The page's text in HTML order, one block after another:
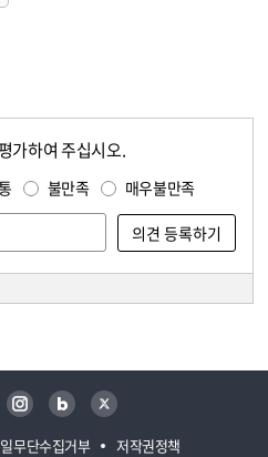
가하여 주십시오.
불만족 매우불만족
무단수집거부 저작권정책
인스타그램 블로그 트위터